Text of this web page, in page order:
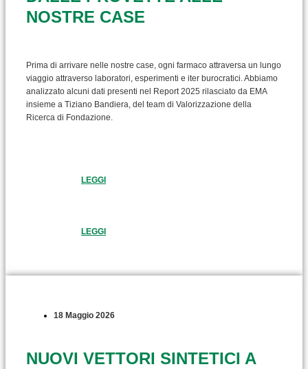
NOSTRE CASE
Prima di arrivare nelle nostre case, ogni farmaco attraversa un lungo
viaggio attraverso laboratori, esperimenti e iter burocratici. Abbiamo
analizzato alcuni dati presenti nel Report 2025 rilasciato da EMA
insieme a Tiziano Bandiera, del team di Valorizzazione della
Ricerca di Fondazione.
LEGGI
LEGGI
18 Maggio 2026
NUOVI VETTORI SINTETICI A